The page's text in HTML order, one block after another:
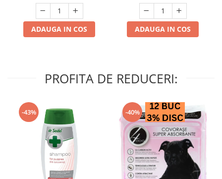
ADAUGA IN COS ADAUGA IN COS
PROFITA DE REDUCERI:
-43% -40%